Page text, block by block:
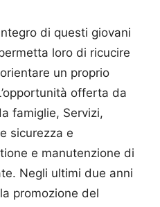
di questi giovani
loro di ricucire
un proprio
offerta da
famiglie, Servizi,
sicurezza e
e manutenzione di
Negli ultimi due anni
promozione del